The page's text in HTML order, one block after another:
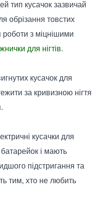
тип кусачок зазвичай
обрізання товстих
роботи з міцнішими
для нігтів.
кусачок для
за кривизною нігтя
кусачки для
і мають
підстригання та
тим, хто не любить